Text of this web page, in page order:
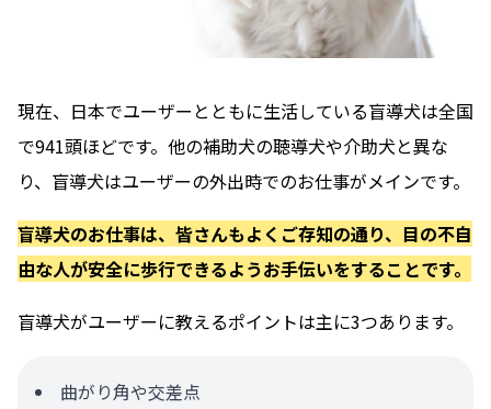
現在、日本でユーザーとともに生活している盲導犬は全国
で941頭ほどです。他の補助犬の聴導犬や介助犬と異な
り、盲導犬はユーザーの外出時でのお仕事がメインです。
盲導犬のお仕事は、皆さんもよくご存知の通り、目の不自
由な人が安全に歩行できるようお手伝いをすることです。
盲導犬がユーザーに教えるポイントは主に3つあります。
曲がり角や交差点